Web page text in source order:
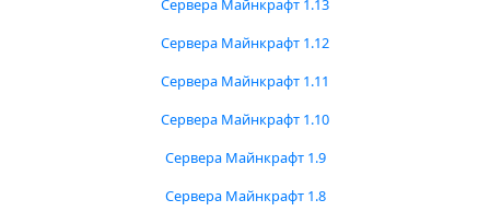
Сервера Майнкрафт 1.13
Сервера Майнкрафт 1.12
Сервера Майнкрафт 1.11
Сервера Майнкрафт 1.10
Сервера Майнкрафт 1.9
Сервера Майнкрафт 1.8